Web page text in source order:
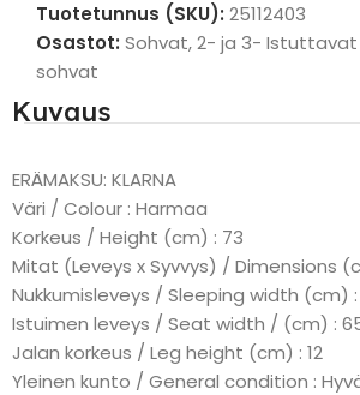
Tuotetunnus (SKU): 25112403
Osastot: Sohvat,2- ja 3- Istuttavat
sohvat
Kuvaus
ERÄMAKSU: KLARNA
Väri / Colour : Harmaa
Korkeus / Height (cm) : 73
Mitat (Leveys x Syvvys) / Dimensions
Nukkumisleveys / Sleeping width (cm)
Istuimen leveys / Seat width / (cm) :
Jalan korkeus / Leg height (cm) : 12
Yleinen kunto / General condition :